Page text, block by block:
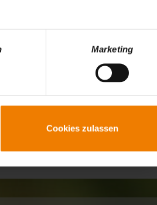
Marketing
Cookies zulassen